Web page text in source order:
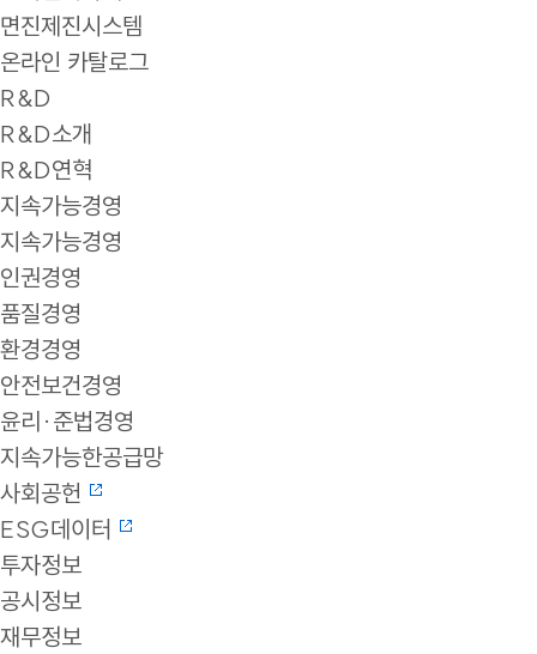
면진제진시스템
온라인 카탈로그
R&D
R&D소개
R&D연혁
지속가능경영
지속가능경영
인권경영
품질경영
환경경영
안전보건경영
윤리·준법경영
지속가능한공급망
사회공헌
ESG데이터
투자정보
공시정보
재무정보